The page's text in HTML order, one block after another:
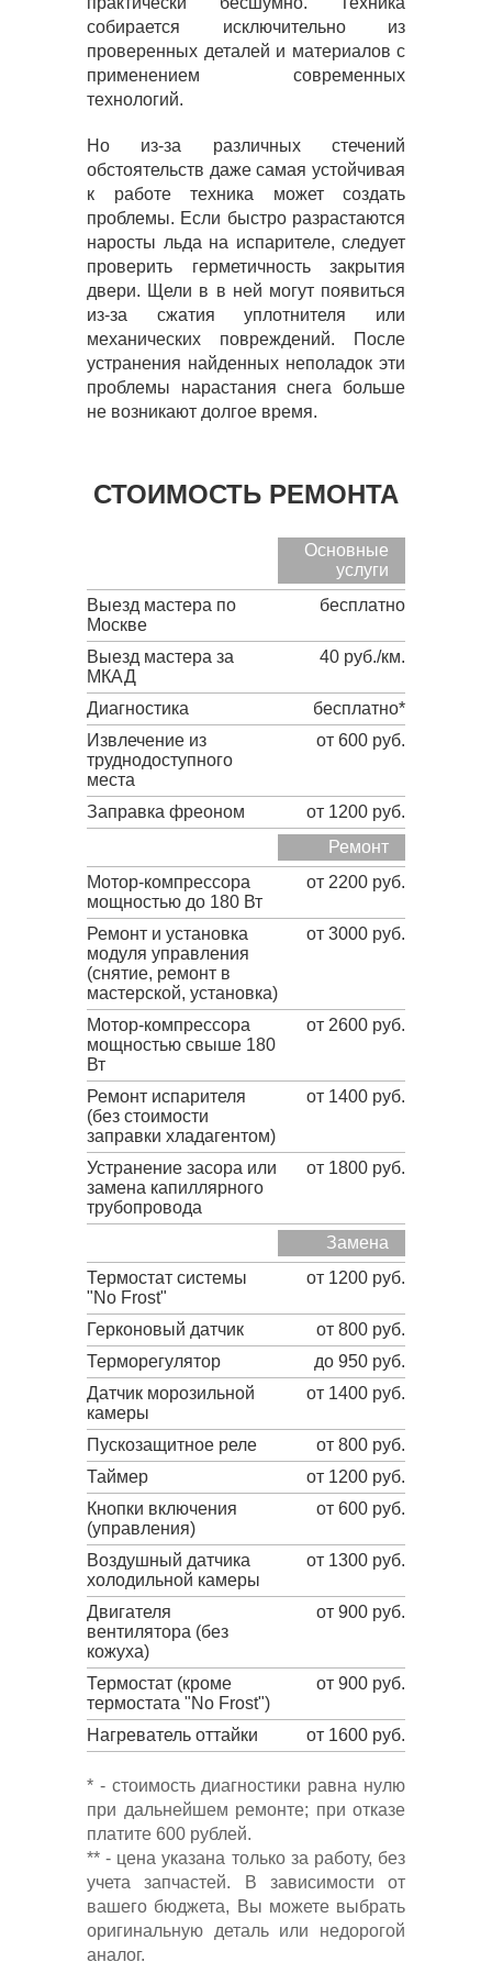
собирается исключительно из
проверенных деталей и материалов с
применением современных
технологий.
Но из-за различных стечений
обстоятельств даже самая устойчивая
к работе техника может создать
проблемы. Если быстро разрастаются
наросты льда на испарителе, следует
проверить герметичность закрытия
двери. Щели в в ней могут появиться
из-за сжатия уплотнителя или
механических повреждений. После
устранения найденных неполадок эти
проблемы нарастания снега больше
не возникают долгое время.
СТОИМОСТЬ РЕМОНТА
Основные
услуги
Выезд мастера по
Москве
бесплатно
Выезд мастера за
МКАД
40 руб./км.
Диагностика
бесплатно*
Извлечение из
труднодоступного
места
от 600 руб.
Заправка фреоном
от 1200 руб.
Ремонт
Мотор-компрессора
мощностью до 180 Вт
от 2200 руб.
Ремонт и установка
модуля управления
(снятие, ремонт в
мастерской, установка)
от 3000 руб.
Мотор-компрессора
мощностью свыше 180
Вт
от 2600 руб.
Ремонт испарителя
(без стоимости
заправки хладагентом)
от 1400 руб.
Устранение засора или
замена капиллярного
трубопровода
от 1800 руб.
Замена
Термостат системы
"No Frost"
от 1200 руб.
Герконовый датчик
от 800 руб.
Терморегулятор
до 950 руб.
Датчик морозильной
камеры
от 1400 руб.
Пускозащитное реле
от 800 руб.
Таймер
от 1200 руб.
Кнопки включения
(управления)
от 600 руб.
Воздушный датчика
холодильной камеры
от 1300 руб.
Двигателя
вентилятора (без
кожуха)
от 900 руб.
Термостат (кроме
термостата "No Frost")
от 900 руб.
Нагреватель оттайки от 1600 руб.
* - стоимость диагностики равна нулю
при дальнейшем ремонте; при отказе
платите 600 рублей.
** - цена указана только за работу, без
учета запчастей. В зависимости от
вашего бюджета, Вы можете выбрать
оригинальную деталь или недорогой
аналог.